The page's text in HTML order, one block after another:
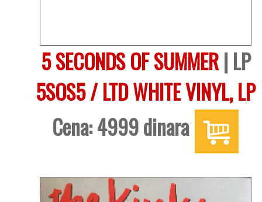
5 SECONDS OF SUMMER| LP
5SOS5 / LTD WHITE VINYL, LP
Cena: 4999 dinara